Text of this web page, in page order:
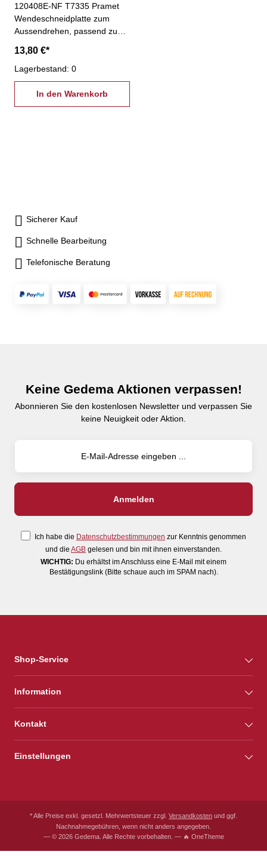
120408E-NF T7335 Pramet
Wendeschneidplatte zum
Aussendrehen, passend zu
PCBNR/L und PCLNR/L
13,80 €*
Lagerbestand: 0
In den Warenkorb
Sicherer Kauf
Schnelle Bearbeitung
Telefonische Beratung
Keine Gedema Aktionen verpassen!
Abonnieren Sie den kostenlosen Newsletter und verpassen Sie
keine Neuigkeit oder Aktion.
Ich habe die Datenschutzbestimmungen zur Kenntnis genommen
und die AGB gelesen und bin mit ihnen einverstanden.
WICHTIG: Du erhältst im Anschluss eine E-Mail mit einem
Bestätigungslink (Bitte schaue auch im SPAM nach).
Shop-Service
Information
Kontakt
Einstellungen
* Alle Preise exkl. gesetzl. Mehrwertsteuer zzgl. Versandkosten und ggf.
Nachnahmegebühren, wenn nicht anders angegeben.
— © 2026 Gedema. Alle Rechte vorbehalten. — 🔥 OneTheme